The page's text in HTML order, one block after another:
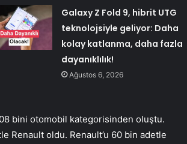
Galaxy Z Fold 9, hibrit UTG
teknolojsiyle geliyor: Daha
kolay katlanma, daha fazla
dayanıklılık!
Ağustos 6, 2026
bini otomobil kategorisinden oluştu.
Renault oldu. Renault’u 60 bin adetle